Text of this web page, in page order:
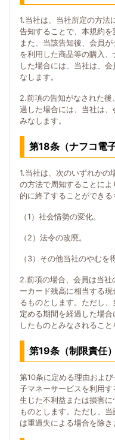
1.当社は、当社所定の方法
告知することで、本規約を
また、当該告知後、会員
を利用した商品等の購入
した場合には、当社は、
なします。
2.前項の告知がなされた
過した場合には、当社は
みなします。
第18条（ナフコ電
1.当社は、次のいずれかの
の方法で周知することに
的に終了することができる
（1）社会情勢の変化。
（2）法令の改廃。
（3）その他当社のやむを
2.前項の場合、会員は当
ーカード残高に相当する
るものとします。ただし
定める期間を経過した場
したものとみなされること
第19条（制限責任）
第10条に定める理由およ
子マネーサービスを利用
生じた不利益または損害
ものとします。ただし、
は重過失による場合を除き